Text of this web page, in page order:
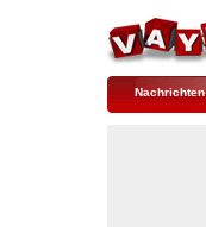
Nachrichten